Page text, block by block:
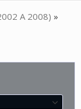
A 2008) »